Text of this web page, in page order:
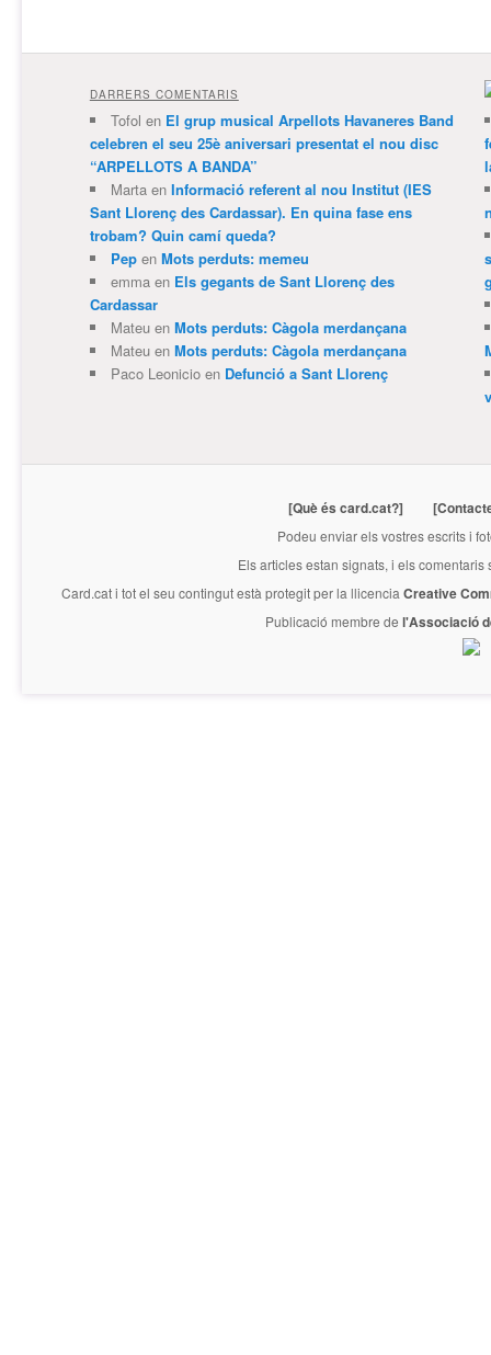
DARRERS COMENTARIS
Tofol en El grup musical Arpellots Havaneres Band
celebren el seu 25è aniversari presentat el nou disc
“ARPELLOTS A BANDA”
Martaen Informació referent al nou Institut (IES
Sant Llorenç des Cardassar). En quina fase ens
trobam? Quin camí queda?
Pepen Mots perduts: memeu
emmaen Els gegants de Sant Llorenç des
Cardassar
Mateuen Mots perduts: Càgola merdançana
Mateuen Mots perduts: Càgola merdançana
Paco Leonicioen Defunció a Sant Llorenç
[Què és card.cat?]
Podeu enviar els vostres escrits i
Els articles estan signats, i els
Card.cati tot el seu contingut està protegit per la llicencia Creative
Publicació membre de l'Associació